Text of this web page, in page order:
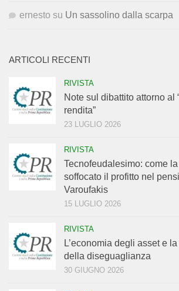
ernesto su Un sassolino dalla scarpa
ARTICOLI RECENTI
RIVISTA
Note sul dibattito attorno al
rendita”
23 LUGLIO 2026
RIVISTA
Tecnofeudalesimo: come
soffocato il profitto nel
Varoufakis
15 LUGLIO 2026
RIVISTA
L’economia degli asset e
della diseguaglianza
30 GIUGNO 2026